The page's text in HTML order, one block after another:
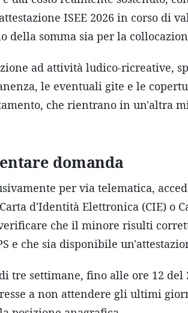
ISEE 2026 in corso di
della somma sia per la
ad attività ludico-ricreative,
le eventuali gite e le
che rientrano in un'altra
domanda
per via telematica,
d'Identità Elettronica (CIE) o
che il minore risulti
e che sia disponibile
tre settimane, fino alle ore 12 del
a non attendere gli ultimi